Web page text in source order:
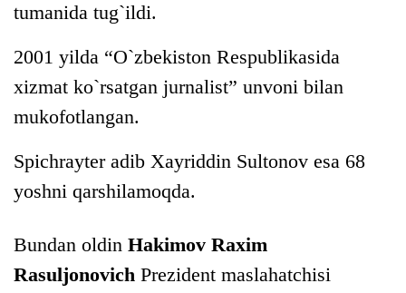
tumanida tug`ildi.
2001 yilda “O`zbekiston Respublikasida
xizmat ko`rsatgan jurnalist” unvoni bilan
mukofotlangan.
Spichrayter adib Xayriddin Sultonov esa 68
yoshni qarshilamoqda.
Bundan oldin Hakimov Raxim
Rasuljonovich Prezident maslahatchisi